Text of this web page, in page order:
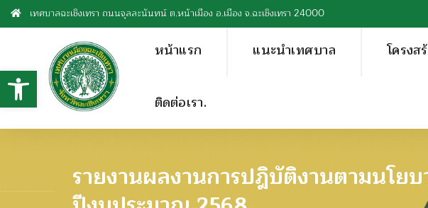
เทศบาลฉะเชิงเทรา ถนนจุลละนันทน์ ต.หน้าเมือง อ.เมือง จ.ฉะเชิงเทรา 24000
หน้าแรก แนะนำเทศบาล โครงส
ติดต่อเรา.
รายงานผลงานการปฎิบัติงานตามนโยบ
Open toolbar